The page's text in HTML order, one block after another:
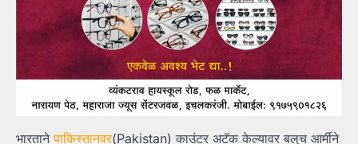
भारतानेपाकिस्तानवर(Pakistan) काउंटर अटॅक केल्यावर बलुच आर्मीने